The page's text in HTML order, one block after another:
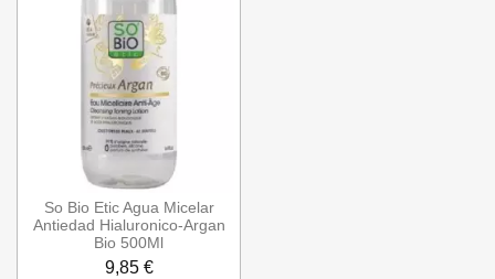
So Bio Etic Agua Micelar
Antiedad Hialuronico-Argan
Bio 500Ml
9,85 €